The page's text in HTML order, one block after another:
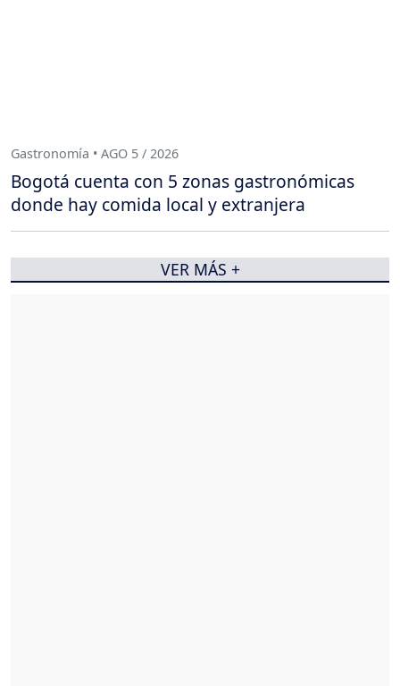
Gastronomía • AGO 5 / 2026
Bogotá cuenta con 5 zonas gastronómicas
donde hay comida local y extranjera
VER MÁS +